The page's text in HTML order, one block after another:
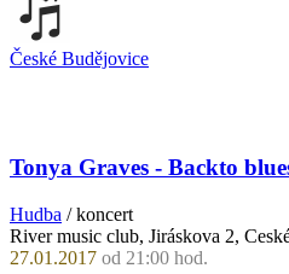
České Budějovice
Tonya Graves - Backto
Hudba / koncert
River music club, Jiráskova 2,
27.01.2017 od 21:00 hod.